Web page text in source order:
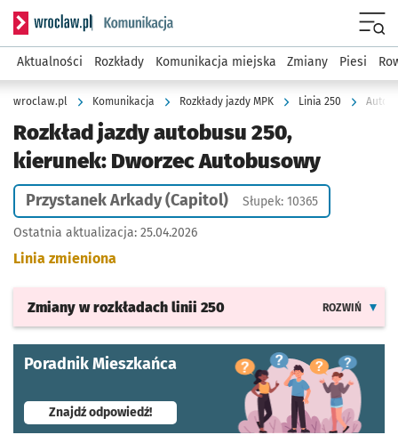
Serwis informacyjny wroclaw.pl podserwis: Komunikacja
Aktualności Rozkłady Komunikacja miejska Zmiany Piesi
wroclaw.pl Komunikacja Rozkłady jazdy MPK Linia 250
Rozkład jazdy autobusu 250,
kierunek: Dworzec Autobusowy
Przystanek Arkady (Capitol) Słupek: 10365
Ostatnia aktualizacja: 25.04.2026
Linia zmieniona
Zmiany w rozkładach linii 250 ROZWIŃ
Poradnik Mieszkańca
Znajdź odpowiedź!- otworzy się w nowej karcie